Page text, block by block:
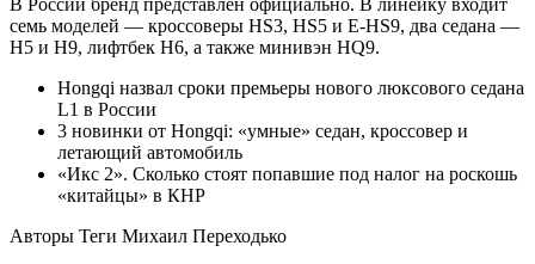
семь моделей — кроссоверы HS3, HS5 и E-HS9, два седана —
H5 и H9, лифтбек H6, а также минивэн HQ9.
Hongqi назвал сроки премьеры нового люксового седана
L1 в России
3 новинки от Hongqi: «умные» седан, кроссовер и
летающий автомобиль
«Икс 2». Сколько стоят попавшие под налог на роскошь
«китайцы» в КНР
Авторы Теги Михаил Переходько